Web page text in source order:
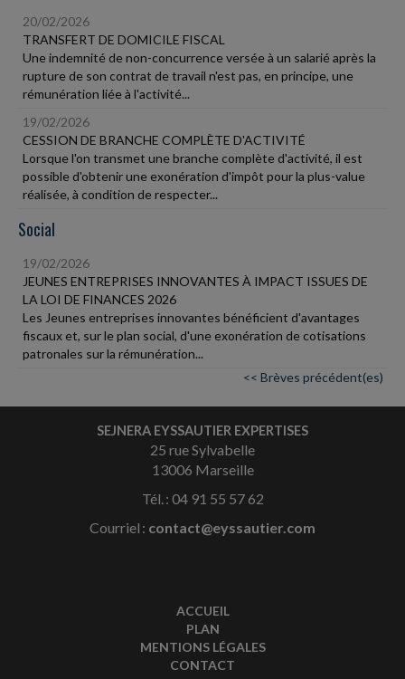
20/02/2026
TRANSFERT DE DOMICILE FISCAL
Une indemnité de non-concurrence versée à un salarié après la
rupture de son contrat de travail n'est pas, en principe, une
rémunération liée à l'activité...
19/02/2026
CESSION DE BRANCHE COMPLÈTE D'ACTIVITÉ
Lorsque l'on transmet une branche complète d'activité, il est
possible d'obtenir une exonération d'impôt pour la plus-value
réalisée, à condition de respecter...
Social
19/02/2026
JEUNES ENTREPRISES INNOVANTES À IMPACT ISSUES DE
LA LOI DE FINANCES 2026
Les Jeunes entreprises innovantes bénéficient d'avantages
fiscaux et, sur le plan social, d'une exonération de cotisations
patronales sur la rémunération...
<< Brèves précédent(es)
SEJNERA EYSSAUTIER EXPERTISES
25 rue Sylvabelle
13006 Marseille
Tél. : 04 91 55 57 62
Courriel : contact@eyssautier.com
ACCUEIL
PLAN
MENTIONS LÉGALES
CONTACT